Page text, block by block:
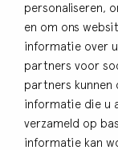
personaliseren,
en om ons
informatie over
partners voor
partners kunnen
informatie die u
verzameld op
informatie kan
033-4805482
Blijf op de